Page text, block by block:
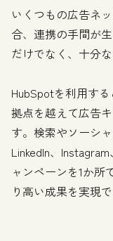
いくつもの広告ネ
合、連携の手間が
だけでなく、十分
HubSpotを利用す
拠点を越えて広告
す。検索やソーシ
LinkedIn、
ャンペーンを1か所
り高い成果を実現で